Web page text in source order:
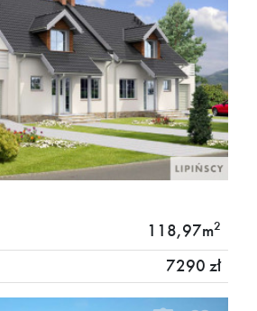
118,97m2
7290 zł